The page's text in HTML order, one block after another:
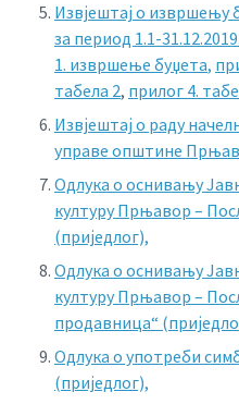
Извјештај о
за период 1.1-
1. извршење буџета,
табела 2, прилог 4.
Извјештај о раду
управе општине
Одлука о оснивању
културу Прњавор –
(приједлог),
Одлука о оснивању
културу Прњавор –
продавница“
Одлука о употреби
(приједлог),